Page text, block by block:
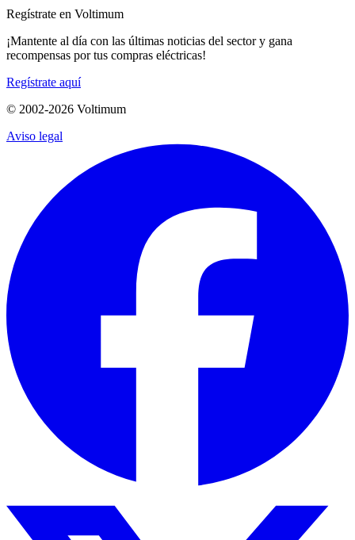
Regístrate en Voltimum
¡Mantente al día con las últimas noticias del sector y gana
recompensas por tus compras eléctricas!
Regístrate aquí
© 2002-2026 Voltimum
Aviso legal